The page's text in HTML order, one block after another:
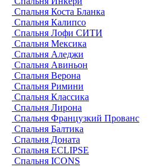
Спальня Коста Бланка
Спальня Калипсо
Спальня Лофи СИТИ
Спальня Мексика
Спальня Аледжи
Спальня Авиньон
Спальня Верона
Спальня Римини
Спальня Классика
Спальня Лирона
Спальня Французкий Прованс
Спальня Балтика
Спальня Доната
Спальня ECLIPSE
Спальня ICONS